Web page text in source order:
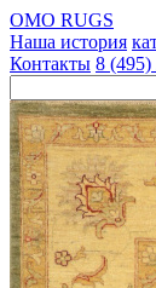
OMO RUGS
Наша история
Контакты 8 (495)